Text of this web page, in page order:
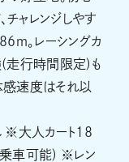
ャレンジしやす
ｍ。レーシングカ
(走行時間限定)も
速度はそれ以
※大人カート18
車可能) ※レン